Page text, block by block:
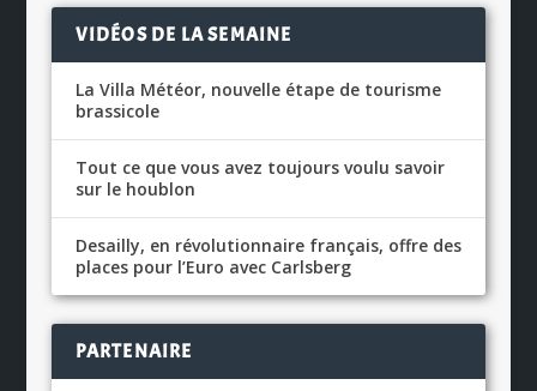
VIDÉOS DE LA SEMAINE
La Villa Météor, nouvelle étape de tourisme
brassicole
Tout ce que vous avez toujours voulu savoir
sur le houblon
Desailly, en révolutionnaire français, offre des
places pour l’Euro avec Carlsberg
PARTENAIRE